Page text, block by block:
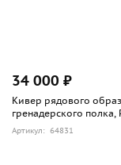
34 000 ₽
Кивер рядового
гренадерского полка,
Артикул: 64831